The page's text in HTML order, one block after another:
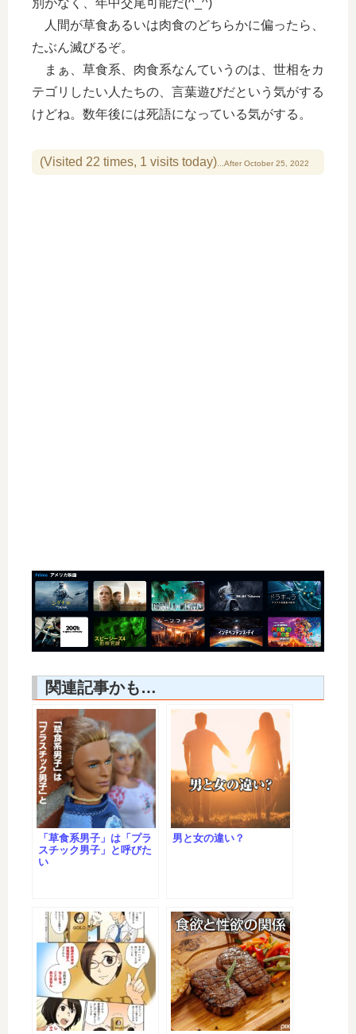
別がなく、年中交尾可能だ(^_^)
人間が草食あるいは肉食のどちらかに偏ったら、
たぶん滅びるぞ。
まぁ、草食系、肉食系なんていうのは、世相をカ
テゴリしたい人たちの、言葉遊びだという気がする
けどね。数年後には死語になっている気がする。
(Visited 22 times, 1 visits today)
関連記事かも…
「草食系男子」は「プラ
スチック男子」と呼びた
い
男と女の違い？